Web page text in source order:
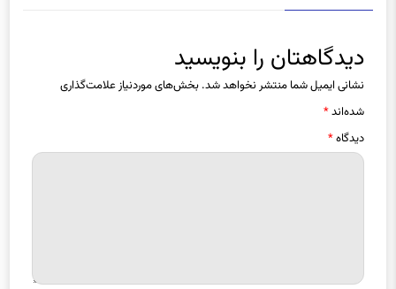
دیدگاهتان را بنویسید
نشانی ایمیل شما منتشر نخواهد شد. بخش‌های موردنیاز علامت‌گذاری
شده‌اند*
دیدگاه*